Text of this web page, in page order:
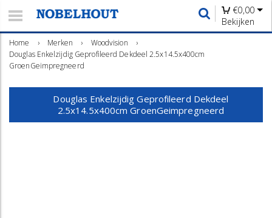
€0,00
Bekijken
Home › Merken › Woodvision
›
Douglas Enkelzijdig Geprofileerd Dekdeel 2.5x14.5x400cm
GroenGeimpregneerd
Douglas Enkelzijdig Geprofileerd Dekdeel
2.5x14.5x400cm GroenGeimpregneerd